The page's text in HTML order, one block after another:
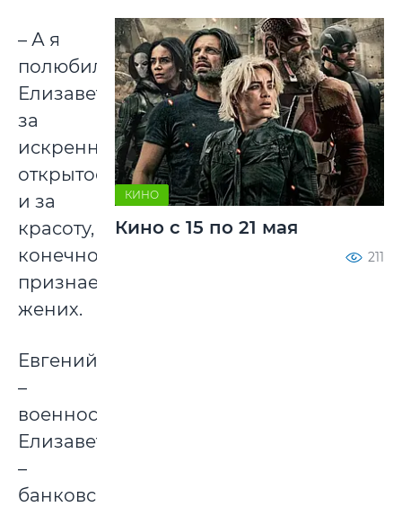
– А я
полюбил
Елизавету
за
искренность,
открытость
и за
красоту,
конечно,
признается
жених.
Евгений
–
военнослужащий,
Елизавета
–
банковский
КИНО
Кино с 15 по 21 мая
211